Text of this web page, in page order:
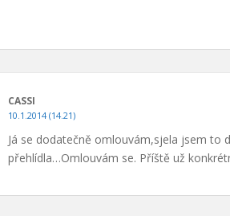
CASSI
10.1.2014 (14.21)
Já se dodatečně omlouvám,sjela jsem to
přehlídla…Omlouvám se. Příště už